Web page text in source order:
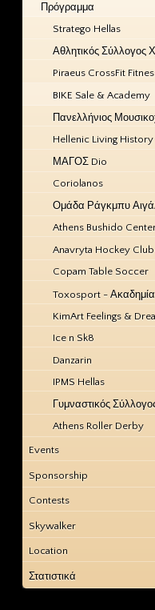
Πρόγραμμα
Stratego Hellas
Αθλητικός Σύλλογος
Piraeus CrossFit
BIKE Sale & Academy
Πανελλήνιος
Hellenic Living
ΜΑΓΟΣ Dio
Coriolanos
Ομάδα Ράγκμπυ
Athens Bushido
Anavryta Hockey Club
Copam Table Soccer
Toxosport - Ακαδημία
KimArt Feelings &
Ice n Sk8
Danzarin
IPMS Hellas
Γυμναστικός
Athens Roller Derby
Events
Sponsorship
Contests
Skywalker
Location
Στατιστικά